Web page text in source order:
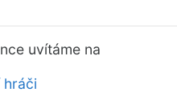
hráči
uvítáme na